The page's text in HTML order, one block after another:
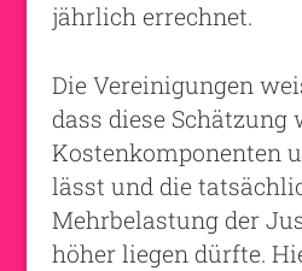
jährlich errechnet.
Die Vereinigungen
dass diese Schätzung
Kostenkomponenten
lässt und die
Mehrbelastung der
höher liegen dürfte.